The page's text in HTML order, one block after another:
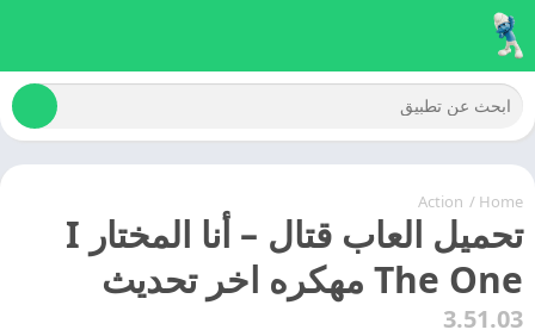
Home
/
Action
تحميل العاب قتال – أنا المختار I
The One مهكره اخر تحديث
3.51.03